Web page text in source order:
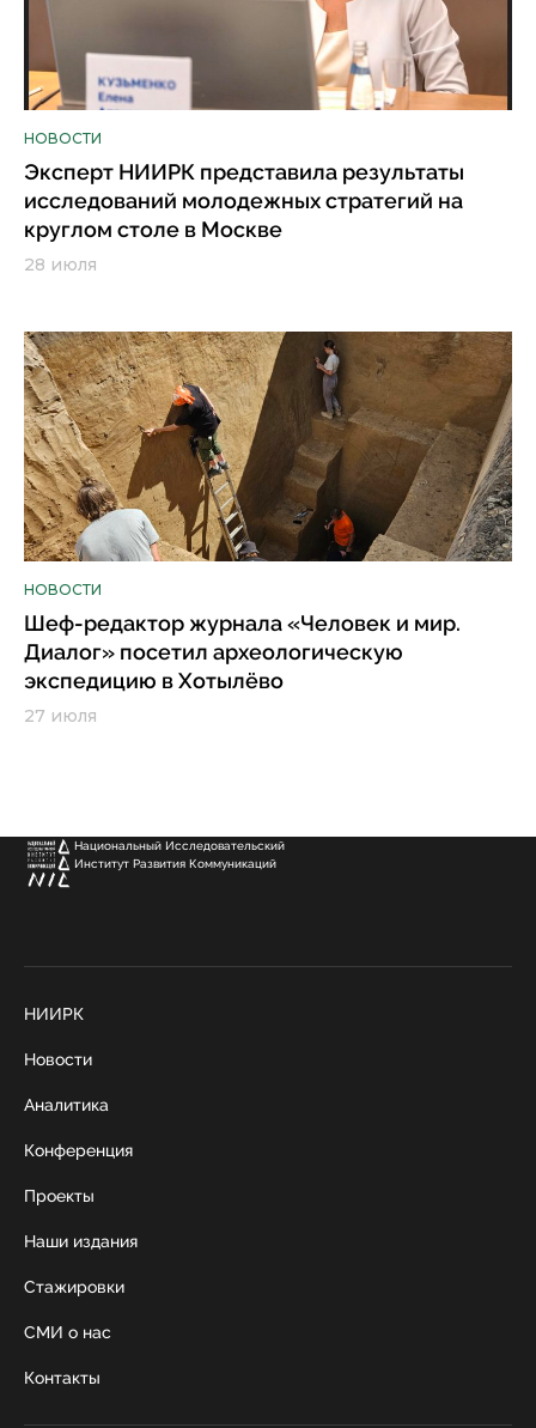
НОВОСТИ
Эксперт НИИРК представила результаты
исследований молодежных стратегий на
круглом столе в Москве
28 июля
НОВОСТИ
Шеф-редактор журнала «Человек и мир.
Диалог» посетил археологическую
экспедицию в Хотылёво
27 июля
Национальный Исследовательский
Институт Развития Коммуникаций
НИИРК
Новости
Аналитика
Конференция
Проекты
Наши издания
Стажировки
СМИ о нас
Контакты